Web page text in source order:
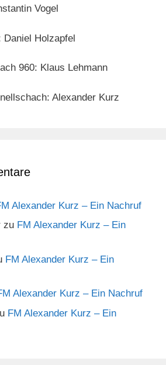
Vogel
Holzapfel
960: Klaus Lehmann
Alexander Kurz
Alexander Kurz – Ein Nachruf
zu FM Alexander Kurz – Ein
FM Alexander Kurz – Ein
Alexander Kurz – Ein Nachruf
FM Alexander Kurz – Ein